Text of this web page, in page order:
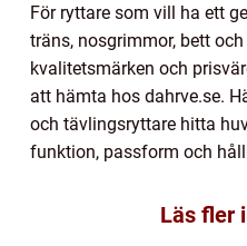
För ryttare som vill ha ett
träns, nosgrimmor, bett
kvalitetsmärken och
att hämta hos dahrve.se.
och tävlingsryttare hitta
funktion, passform och
Läs fler